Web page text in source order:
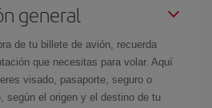
general
de tu billete de avión, recuerda
que necesitas para volar. Aquí
visado, pasaporte, seguro o
según el origen y el destino de tu